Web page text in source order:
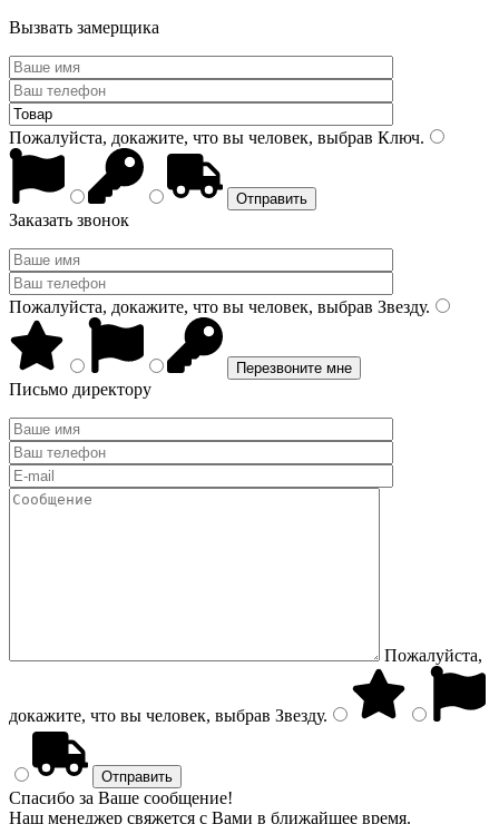
Вызвать замерщика
Пожалуйста, докажите, что вы человек, выбрав Ключ.
Заказать звонок
Пожалуйста, докажите, что вы человек, выбрав Звезду.
Письмо директору
Пожалуйста,
докажите, что вы человек, выбрав Звезду.
Спасибо за Ваше сообщение!
Наш менеджер свяжется с Вами в ближайшее время.